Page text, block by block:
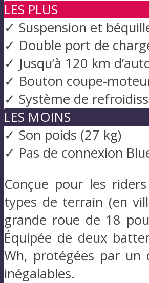
LES PLUS
✓ Suspension et
✓ Double port de
✓ Jusqu’à 120 km
✓ Bouton coupe-
✓ Système de
LES MOINS
✓ Son poids (27 kg)
✓ Pas de connexion
Conçue pour les
types de terrain (en
grande roue de 18
Équipée de deux
Wh, protégées par un
inégalables.